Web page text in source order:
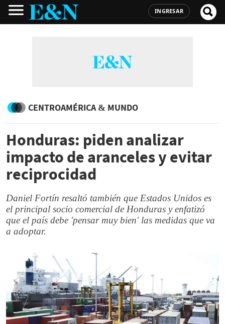
INGRESAR
CENTROAMÉRICA & MUNDO
Honduras: piden analizar
impacto de aranceles y evitar
reciprocidad
Daniel Fortín resaltó también que Estados Unidos es
el principal socio comercial de Honduras y enfatizó
que el país debe 'pensar muy bien' las medidas que va
a adoptar.